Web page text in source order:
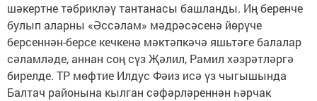
шәкертне тәбрикләү тантанасы башланды. Иң беренче
булып аларны «Әссәлам» мәдрәсәсенә йөрүче
берсеннән-берсе кечкенә мәктәпкәчә яшьтәге балалар
сәламләде, аннан соң сүз Җәлил, Рамил хәзрәтләргә
бирелде. ТР мөфтие Илдус Фәиз исә үз чыгышында
Балтач районына кылган сәфәрләреннән һәрчак